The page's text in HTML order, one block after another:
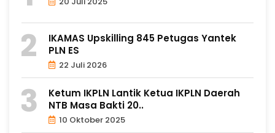
IKAMAS Upskilling 845 Petugas Yantek
PLN ES
22 Juli 2026
Ketum IKPLN Lantik Ketua IKPLN Daerah
NTB Masa Bakti 20..
10 Oktober 2025